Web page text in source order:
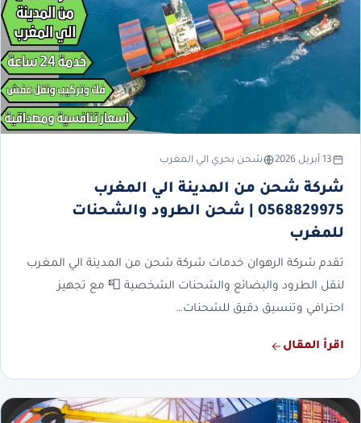
13 أبريل 2026 شحن بحري الي المغرب
شركة شحن من المدينة الي المغرب
0568829975 | شحن الطرود والشحنات
للمغرب
تقدم شركة الرهوان خدمات شركة شحن من المدينة الي المغرب
لنقل الطرود والبضائع والشحنات الشخصية 📮 مع تجهيز
احترافي وتنسيق دقيق للشحنات…
اقرأ المقال